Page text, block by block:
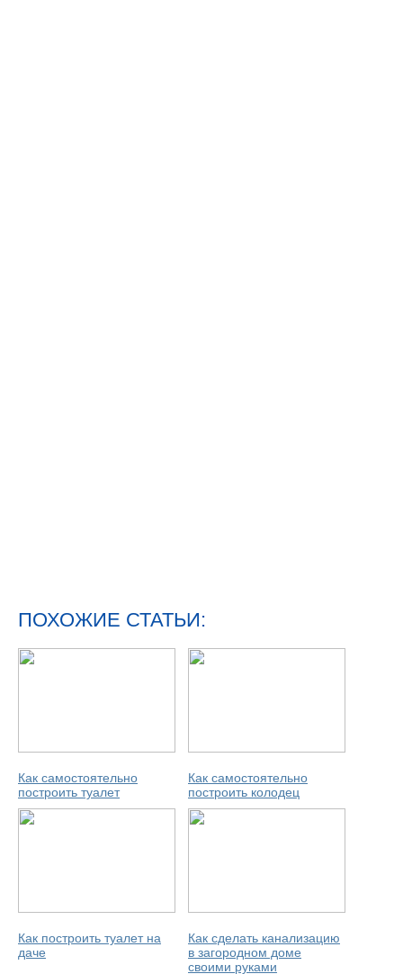
ПОХОЖИЕ СТАТЬИ:
Как самостоятельно
построить туалет
Как самостоятельно
построить колодец
Как построить туалет на
даче
Как сделать канализацию
в загородном доме
своими руками